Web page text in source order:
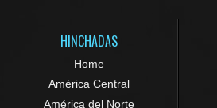
HINCHADAS
Home
América Central
América del Norte